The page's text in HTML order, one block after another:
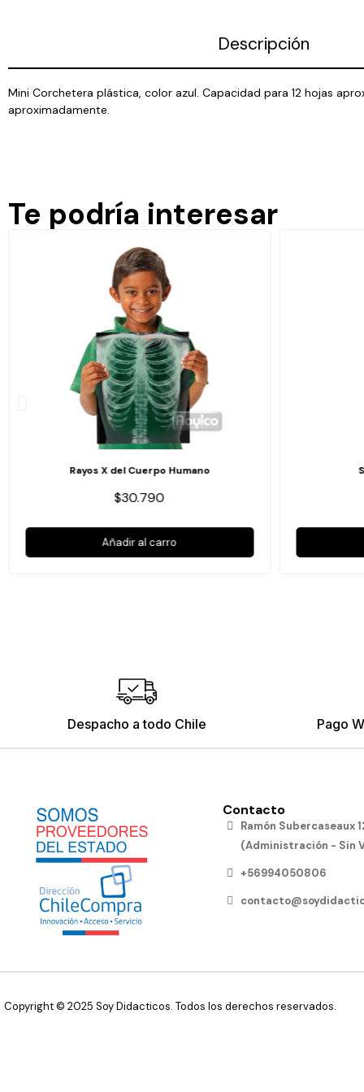
Descripción
Mini Corchetera plástica, color azul. Capacidad para 12 hojas
aproximadamente.
Te podría interesar
Rayos X del Cuerpo Humano
$30.790
Añadir al carro
Despacho a todo Chile Pago
Contacto
Ramón Subercaseaux
(Administración - Sin
+56994050806
Copyright © 2025 Soy Didacticos. Todos los derechos reservados.